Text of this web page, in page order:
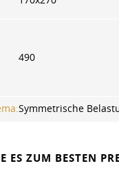
490
Symmetrische
ES ZUM BESTEN